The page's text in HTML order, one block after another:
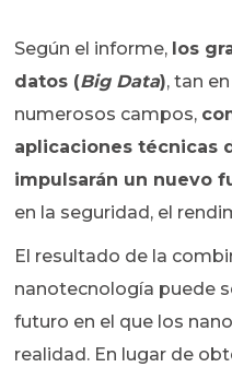
Según el informe, los
datos (Big Data), tan
numerosos campos,
aplicaciones técnicas
impulsarán un nuevo
en la seguridad, el
El resultado de la
nanotecnología puede
futuro en el que los
realidad. En lugar de